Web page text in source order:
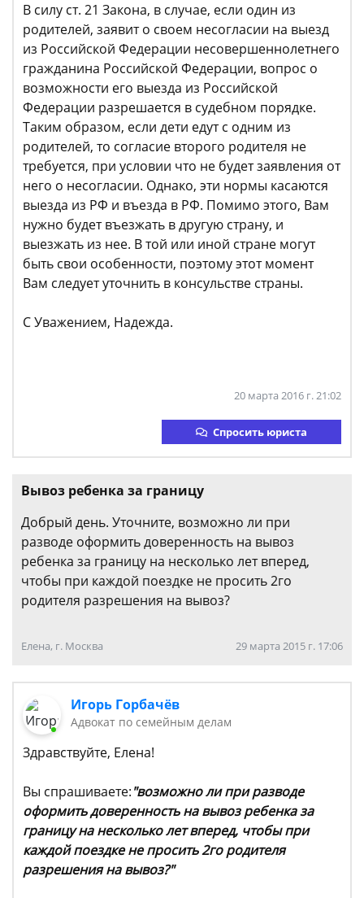
В силу ст. 21 Закона, в случае, если один из
родителей, заявит о своем несогласии на выезд
из Российской Федерации несовершеннолетнего
гражданина Российской Федерации, вопрос о
возможности его выезда из Российской
Федерации разрешается в судебном порядке.
Таким образом, если дети едут с одним из
родителей, то согласие второго родителя не
требуется, при условии что не будет заявления от
него о несогласии. Однако, эти нормы касаются
выезда из РФ и въезда в РФ. Помимо этого, Вам
нужно будет въезжать в другую страну, и
выезжать из нее. В той или иной стране могут
быть свои особенности, поэтому этот момент
Вам следует уточнить в консульстве страны.
С Уважением, Надежда.
20 марта 2016 г. 21:02
Спросить юриста
Вывоз ребенка за границу
Добрый день. Уточните, возможно ли при
разводе оформить доверенность на вывоз
ребенка за границу на несколько лет вперед,
чтобы при каждой поездке не просить 2го
родителя разрешения на вывоз?
Елена, г. Москва 29 марта 2015 г. 17:06
Игорь Горбачёв
Адвокат по семейным делам
Здравствуйте, Елена!
Вы спрашиваете:"возможно ли при разводе
оформить доверенность на вывоз ребенка за
границу на несколько лет вперед, чтобы при
каждой поездке не просить 2го родителя
разрешения на вывоз?"